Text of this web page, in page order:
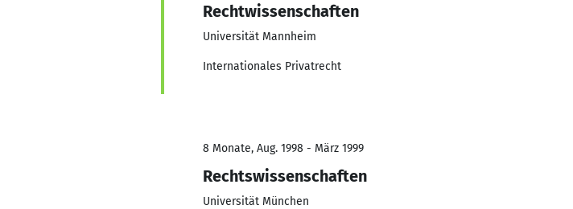
Rechtwissenschaften
Universität Mannheim
Internationales Privatrecht
8 Monate, Aug. 1998 - März 1999
Rechtswissenschaften
Universität München